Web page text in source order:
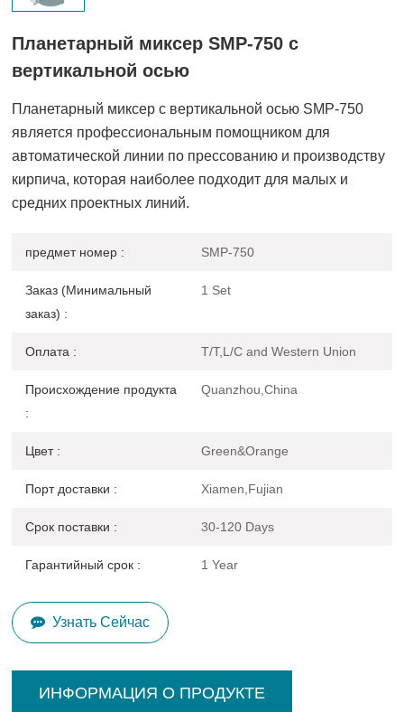
Планетарный миксер SMP-750 с
вертикальной осью
Планетарный миксер с вертикальной осью SMP-750
является профессиональным помощником для
автоматической линии по прессованию и производству
кирпича, которая наиболее подходит для малых и
средних проектных линий.
предмет номер : SMP-750
Заказ (Минимальный
заказ) :
1 Set
Оплата : T/T,L/C and Western Union
Происхождение продукта
:
Quanzhou,China
Цвет : Green&Orange
Порт доставки : Xiamen,Fujian
Срок поставки : 30-120 Days
Гарантийный срок : 1 Year
Узнать Сейчас
ИНФОРМАЦИЯ О ПРОДУКТЕ